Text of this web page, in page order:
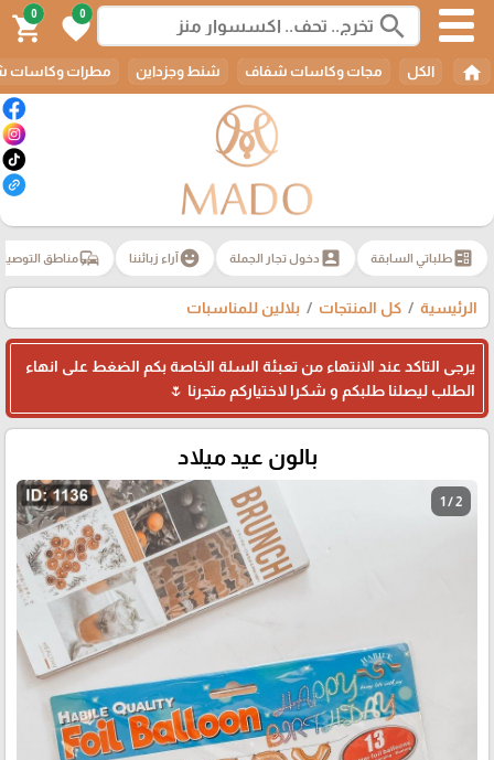
search
0
favorite
0
shopping_cart
home الكل مجات وكاسات شفاف شنط وجزداين مطرات وكاسات
ballotطلباتي السابقة account_box دخول تجار الجملة emoji_emotionsآراء زبائننا commuteمناطق
الرئيسية كل المنتجات بلالين للمناسبات
يرجى التاكد عند الانتهاء من تعبئة السلة الخاصة بكم الضغط على انهاء
الطلب ليصلنا طلبكم و شكرا لاختياركم متجرنا 🌷
بالون عيد ميلاد
1 / 2